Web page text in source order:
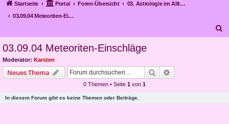
Startseite Portal Foren-Übersicht
03. Astrologie im Alltag, Mundanastrologie, Stundenastrologie, Objekt-Astrologie
03.09.04 Meteoriten-Einschläge
03.09.04 Meteoriten-Einschläge
Moderator: Karsten
Neues Thema Suche
0 Themen • Seite 1 von 1
In diesem Forum gibt es keine Themen oder Beiträge.